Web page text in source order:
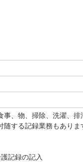
、物、掃除、洗濯、
する記録業務もありま
記録の記入